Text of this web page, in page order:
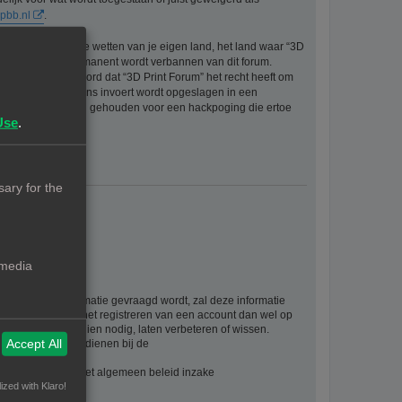
.
bevat die de wetten van je eigen land, het land waar “3D
ingang en permanent wordt verbannen van dit forum.
er mee akkoord dat “3D Print Forum” het recht heeft om
die je bij ons invoert wordt opgeslagen in een
worden gehouden voor een hackpoging die ertoe
informatie gevraagd wordt, zal deze informatie
gevolg van het registreren van een account dan wel op
U kan deze, indien nodig, laten verbeteren of wissen.
kan u klacht indienen bij de
vindt u in het algemeen beleid inzake
.
for the
Accept All
with Klaro!